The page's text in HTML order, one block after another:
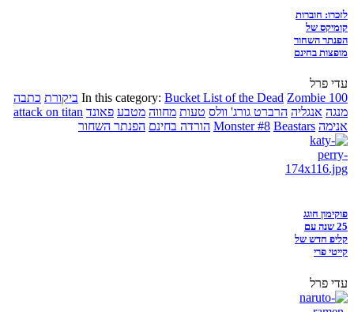
לזכרו: חוברות
קומיקס של
הפנתר השחור
מופצות בחינם
עדי פרל
In this category: Bucket List of the Dead Zombie 100 ביקורת כתבה
מנגה אנגליה הרברט גורג' וולס טעות מחווה מטבע פאונד attack on titan
אנימה
Monster #8 Beastars הורדה בחינם הפנתר השחור
פוקימון חוגג
25 שנה עם
קליפ חדש של
קייטי פרי
עדי פרל